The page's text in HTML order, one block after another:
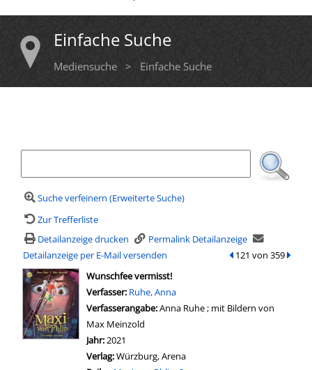
Einfache Suche
Mediensuche > Einfache Suche
Suche verfeinern (Erweiterte Suche)
Zur Trefferliste
Detailanzeige drucken
Permalink Detailanzeige
Detailanzeige per E-Mail versenden
zum vorherigen
121 von 359zum
wird in neuem Tab geöffnet
Wunschfee vermisst!
Verfasser: Suche nach diesem Verfasser
Ruhe, Anna
Verfasserangabe:Anna Ruhe ; mit Bildern von
Max Meinzold
Jahr:2021
Verlag:Würzburg, Arena